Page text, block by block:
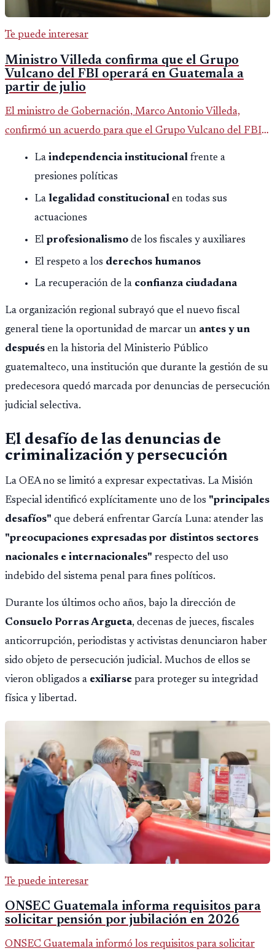
Te puede interesar
Ministro Villeda confirma que el Grupo
Vulcano del FBI operará en Guatemala a
partir de julio
El ministro de Gobernación, Marco Antonio Villeda,
confirmó un acuerdo para que el Grupo Vulcano del FBI
opere en Guatemala a partir de julio, tras un intento
fallido con la administración anterior del Ministerio
La independencia institucional frente a
presiones políticas
La legalidad constitucional en todas sus
actuaciones
El profesionalismo de los fiscales y auxiliares
El respeto a los derechos humanos
La recuperación de la confianza ciudadana
La organización regional subrayó que el nuevo fiscal
general tiene la oportunidad de marcar un antes y un
después en la historia del Ministerio Público
guatemalteco, una institución que durante la gestión de su
predecesora quedó marcada por denuncias de persecución
judicial selectiva.
El desafío de las denuncias de
criminalización y persecución
La OEA no se limitó a expresar expectativas. La Misión
Especial identificó explícitamente uno de los "principales
desafíos" que deberá enfrentar García Luna: atender las
"preocupaciones expresadas por distintos sectores
nacionales e internacionales" respecto del uso
indebido del sistema penal para fines políticos.
Durante los últimos ocho años, bajo la dirección de
Consuelo Porras Argueta, decenas de jueces, fiscales
anticorrupción, periodistas y activistas denunciaron haber
sido objeto de persecución judicial. Muchos de ellos se
vieron obligados a exiliarse para proteger su integridad
física y libertad.
Te puede interesar
ONSEC Guatemala informa requisitos para
solicitar pensión por jubilación en 2026
ONSEC Guatemala informó los requisitos para solicitar